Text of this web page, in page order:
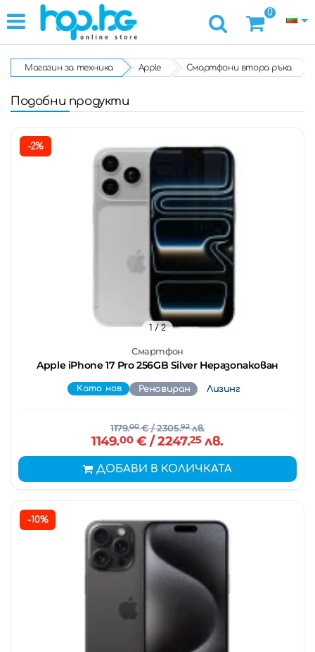
0
Магазин за техника Apple Смартфони втора ръка
Подобни продукти
-2%
Смартфон
Apple iPhone 17 Pro 256GB Silver Неразопакован
1 / 2
Като нов Реновиран Лизинг
1179.00€/ 2305.92лв.
1149.00€ / 2247.25лв.
ДОБАВИ В КОЛИЧКАТА
-10%